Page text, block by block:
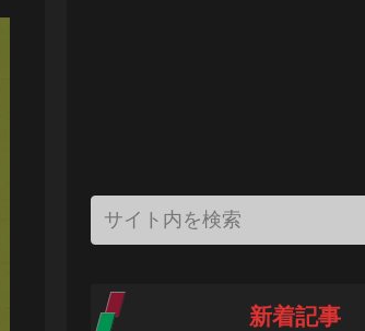
新着記事